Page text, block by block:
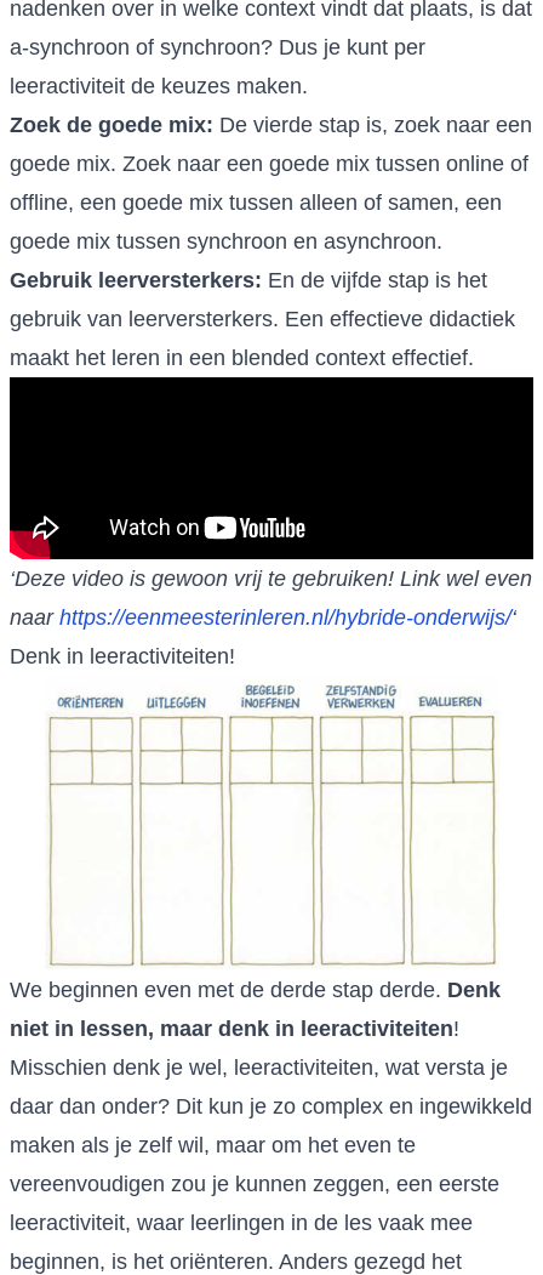
nadenken over in welke context vindt dat plaats, is dat
a-synchroon of synchroon? Dus je kunt per
leeractiviteit de keuzes maken.
Zoek de goede mix: De vierde stap is, zoek naar een
goede mix. Zoek naar een goede mix tussen online of
offline, een goede mix tussen alleen of samen, een
goede mix tussen synchroon en asynchroon.
Gebruik leerversterkers: En de vijfde stap is het
gebruik van leerversterkers. Een effectieve didactiek
maakt het leren in een blended context effectief.
‘Deze video is gewoon vrij te gebruiken! Link wel even
naar https://eenmeesterinleren.nl/hybride-onderwijs/‘
Denk in leeractiviteiten!
We beginnen even met de derde stap derde. Denk
niet in lessen, maar denk in leeractiviteiten!
Misschien denk je wel, leeractiviteiten, wat versta je
daar dan onder? Dit kun je zo complex en ingewikkeld
maken als je zelf wil, maar om het even te
vereenvoudigen zou je kunnen zeggen, een eerste
leeractiviteit, waar leerlingen in de les vaak mee
beginnen, is het oriënteren. Anders gezegd het